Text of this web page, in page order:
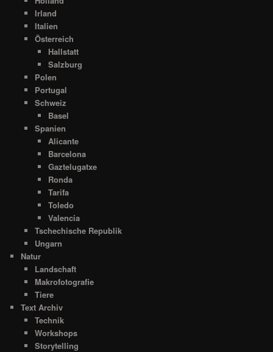
Irland
Italien
Österreich
Hallstatt
Salzburg
Polen
Portugal
Schweiz
Basel
Spanien
Alicante
Barcelona
Gaztelugatxe
Ronda
Tarifa
Toledo
Valencia
Tschechische Republik
Ungarn
Natur
Landschaft
Makrofotografie
Tiere
Text Archiv
Technik
Workshops
Storytelling